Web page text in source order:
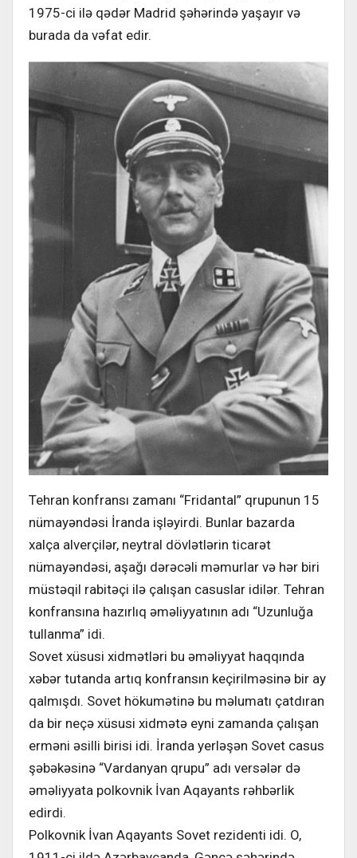
1975-ci ilə qədər Madrid şəhərində yaşayır və
burada da vəfat edir.
Tehran konfransı zamanı “Fridantal” qrupunun 15
nümayəndəsi İranda işləyirdi. Bunlar bazarda
xalça alverçilər, neytral dövlətlərin ticarət
nümayəndəsi, aşağı dərəcəli məmurlar və hər biri
müstəqil rabitəçi ilə çalışan casuslar idilər. Tehran
konfransına hazırlıq əməliyyatının adı “Uzunluğa
tullanma” idi.
Sovet xüsusi xidmətləri bu əməliyyat haqqında
xəbər tutanda artıq konfransın keçirilməsinə bir ay
qalmışdı. Sovet hökumətinə bu məlumatı çatdıran
da bir neçə xüsusi xidmətə eyni zamanda çalışan
erməni əsilli birisi idi. İranda yerləşən Sovet casus
şəbəkəsinə “Vardanyan qrupu” adı versələr də
əməliyyata polkovnik İvan Aqayants rəhbərlik
edirdi.
Polkovnik İvan Aqayants Sovet rezidenti idi. O,